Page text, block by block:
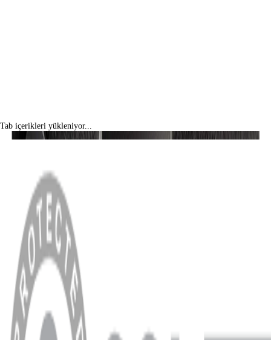
Tab içerikleri yükleniyor...
MENÜ
Anasayfa
Hakkımızda
Blog
MÜŞTERİ HİZMETLERİ
Hesabım
Sipariş Sorgulama
Banka Hesap Bilgileri
YARDIM VE DESTEK